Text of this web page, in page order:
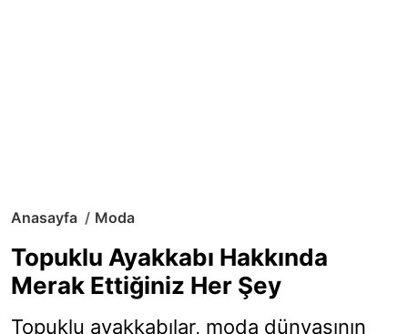
Anasayfa Moda
Topuklu Ayakkabı Hakkında
Merak Ettiğiniz Her Şey
Topuklu ayakkabılar, moda dünyasının